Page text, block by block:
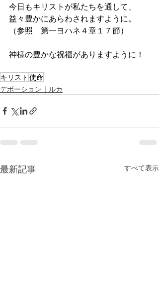
今日もキリストが私たちを通して、
益々豊かにあらわされますように。
（参照　第一ヨハネ４章１７節）
神様の豊かな祝福がありますように！
キリスト 使命
デボーション｜ルカ
最新記事 すべて表示